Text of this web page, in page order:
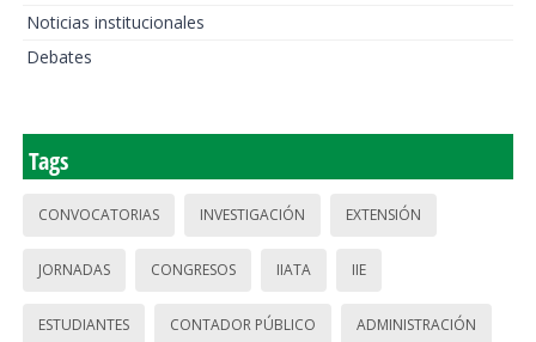
Noticias institucionales
Debates
Tags
CONVOCATORIAS INVESTIGACIÓN EXTENSIÓN
JORNADAS CONGRESOS IIATA IIE
ESTUDIANTES CONTADOR PÚBLICO ADMINISTRACIÓN